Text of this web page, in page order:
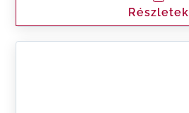
Részletek